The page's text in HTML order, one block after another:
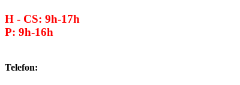
H - CS: 9h-17h
P: 9h-16h
Telefon: